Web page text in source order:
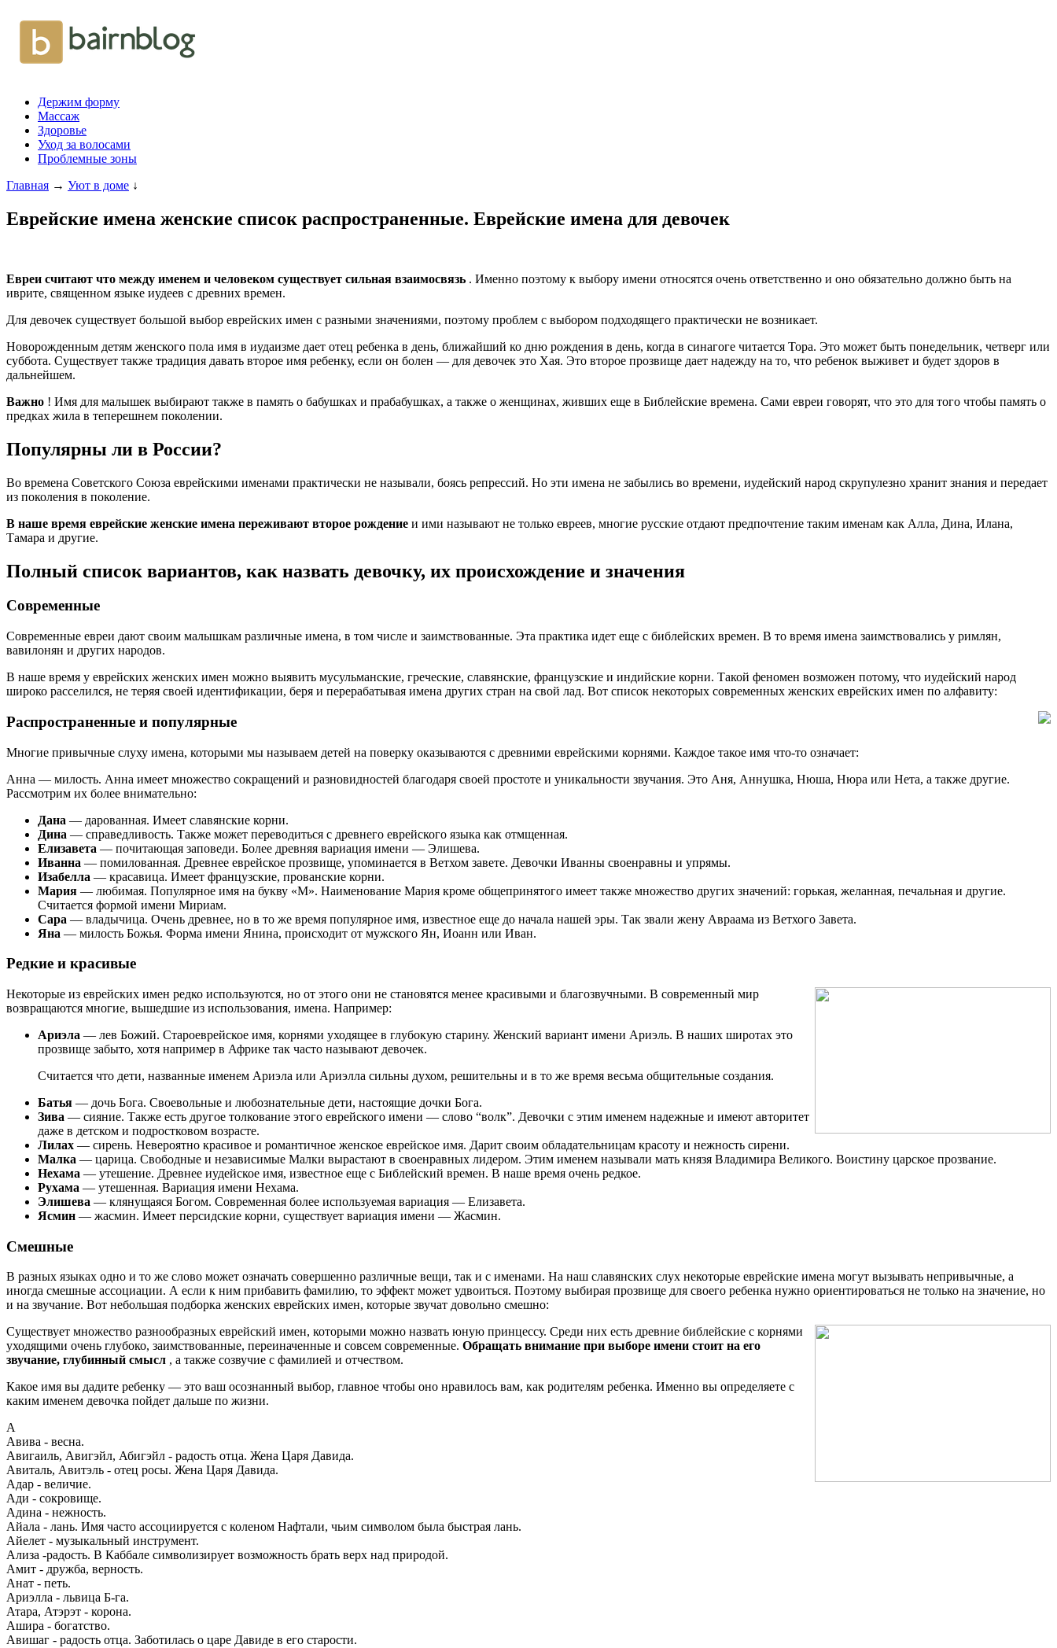
Держим форму
Массаж
Здоровье
Уход за волосами
Проблемные зоны
Главная → Уют в доме ↓
Еврейские имена женские список распространенные. Еврейские имена для девочек
Евреи считают что между именем и человеком существует сильная взаимосвязь . Именно поэтому к выбору имени относятся очень ответственно и оно обязательно должно быть на
иврите, священном языке иудеев с древних времен.
Для девочек существует большой выбор еврейских имен с разными значениями, поэтому проблем с выбором подходящего практически не возникает.
Новорожденным детям женского пола имя в иудаизме дает отец ребенка в день, ближайший ко дню рождения в день, когда в синагоге читается Тора. Это может быть понедельник, четверг или
суббота. Существует также традиция давать второе имя ребенку, если он болен — для девочек это Хая. Это второе прозвище дает надежду на то, что ребенок выживет и будет здоров в
дальнейшем.
Важно ! Имя для малышек выбирают также в память о бабушках и прабабушках, а также о женщинах, живших еще в Библейские времена. Сами евреи говорят, что это для того чтобы память о
предках жила в теперешнем поколении.
Популярны ли в России?
Во времена Советского Союза еврейскими именами практически не называли, боясь репрессий. Но эти имена не забылись во времени, иудейский народ скрупулезно хранит знания и передает
из поколения в поколение.
В наше время еврейские женские имена переживают второе рождение и ими называют не только евреев, многие русские отдают предпочтение таким именам как Алла, Дина, Илана,
Тамара и другие.
Полный список вариантов, как назвать девочку, их происхождение и значения
Современные
Современные евреи дают своим малышкам различные имена, в том числе и заимствованные. Эта практика идет еще с библейских времен. В то время имена заимствовались у римлян,
вавилонян и других народов.
В наше время у еврейских женских имен можно выявить мусульманские, греческие, славянские, французские и индийские корни. Такой феномен возможен потому, что иудейский народ
широко расселился, не теряя своей идентификации, беря и перерабатывая имена других стран на свой лад. Вот список некоторых современных женских еврейских имен по алфавиту:
Распространенные и популярные
Многие привычные слуху имена, которыми мы называем детей на поверку оказываются с древними еврейскими корнями. Каждое такое имя что-то означает:
Анна — милость. Анна имеет множество сокращений и разновидностей благодаря своей простоте и уникальности звучания. Это Аня, Аннушка, Нюша, Нюра или Нета, а также другие.
Рассмотрим их более внимательно:
Дана — дарованная. Имеет славянские корни.
Дина — справедливость. Также может переводиться с древнего еврейского языка как отмщенная.
Елизавета — почитающая заповеди. Более древняя вариация имени — Элишева.
Иванна — помилованная. Древнее еврейское прозвище, упоминается в Ветхом завете. Девочки Иванны своенравны и упрямы.
Изабелла — красавица. Имеет французские, прованские корни.
Мария — любимая. Популярное имя на букву «М». Наименование Мария кроме общепринятого имеет также множество других значений: горькая, желанная, печальная и другие.
Считается формой имени Мириам.
Сара — владычица. Очень древнее, но в то же время популярное имя, известное еще до начала нашей эры. Так звали жену Авраама из Ветхого Завета.
Яна — милость Божья. Форма имени Янина, происходит от мужского Ян, Иоанн или Иван.
Редкие и красивые
Некоторые из еврейских имен редко используются, но от этого они не становятся менее красивыми и благозвучными. В современный мир
возвращаются многие, вышедшие из использования, имена. Например:
Ариэла — лев Божий. Староеврейское имя, корнями уходящее в глубокую старину. Женский вариант имени Ариэль. В наших широтах это
прозвище забыто, хотя например в Африке так часто называют девочек.
Считается что дети, названные именем Ариэла или Ариэлла сильны духом, решительны и в то же время весьма общительные создания.
Батья — дочь Бога. Своевольные и любознательные дети, настоящие дочки Бога.
Зива — сияние. Также есть другое толкование этого еврейского имени — слово “волк”. Девочки с этим именем надежные и имеют авторитет
даже в детском и подростковом возрасте.
Лилах — сирень. Невероятно красивое и романтичное женское еврейское имя. Дарит своим обладательницам красоту и нежность сирени.
Малка — царица. Свободные и независимые Малки вырастают в своенравных лидером. Этим именем называли мать князя Владимира Великого. Воистину царское прозвание.
Нехама — утешение. Древнее иудейское имя, известное еще с Библейский времен. В наше время очень редкое.
Рухама — утешенная. Вариация имени Нехама.
Элишева — клянущаяся Богом. Современная более используемая вариация — Елизавета.
Ясмин — жасмин. Имеет персидские корни, существует вариация имени — Жасмин.
Смешные
В разных языках одно и то же слово может означать совершенно различные вещи, так и с именами. На наш славянских слух некоторые еврейские имена могут вызывать непривычные, а
иногда смешные ассоциации. А если к ним прибавить фамилию, то эффект может удвоиться. Поэтому выбирая прозвище для своего ребенка нужно ориентироваться не только на значение, но
и на звучание. Вот небольшая подборка женских еврейских имен, которые звучат довольно смешно:
Существует множество разнообразных еврейский имен, которыми можно назвать юную принцессу. Среди них есть древние библейские с корнями
уходящими очень глубоко, заимствованные, переиначенные и совсем современные. Обращать внимание при выборе имени стоит на его
звучание, глубинный смысл , а также созвучие с фамилией и отчеством.
Какое имя вы дадите ребенку — это ваш осознанный выбор, главное чтобы оно нравилось вам, как родителям ребенка. Именно вы определяете с
каким именем девочка пойдет дальше по жизни.
А
Авива - весна.
Авигаиль, Авигэйл, Абигэйл - радость отца. Жена Царя Давида.
Авиталь, Авитэль - отец росы. Жена Царя Давида.
Адар - величие.
Ади - сокровище.
Адина - нежность.
Айала - лань. Имя часто ассоциируется с коленом Нафтали, чьим символом была быстрая лань.
Айелет - музыкальный инструмент.
Ализа -радость. В Каббале символизирует возможность брать верх над природой.
Амит - дружба, верность.
Анат - петь.
Ариэлла - львица Б-га.
Атара, Атэрэт - корона.
Ашира - богатство.
Авишаг - радость отца. Заботилась о царе Давиде в его старости.